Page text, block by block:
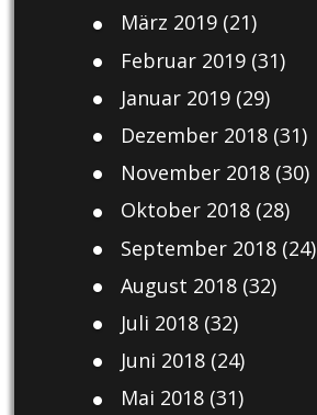
März 2019(21)
Februar 2019(31)
Januar 2019(29)
Dezember 2018(31)
November 2018(30)
Oktober 2018(28)
September 2018(24)
August 2018(32)
Juli 2018(32)
Juni 2018(24)
Mai 2018(31)